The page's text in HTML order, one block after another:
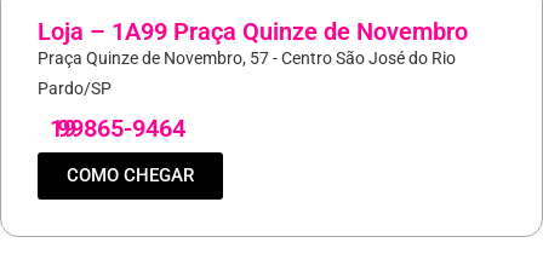
Loja – 1A99 Praça Quinze de Novembro
Praça Quinze de Novembro, 57 - Centro São José do Rio
Pardo/SP
19
99865-9464
COMO CHEGAR